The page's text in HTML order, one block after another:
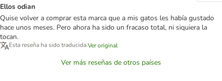
Ellos odian
Quise volver a comprar esta marca que a mis gatos les había gustado
hace unos meses. Pero ahora ha sido un fracaso total, ni siquiera la
tocan.
Esta reseña ha sido traducida.Ver original
Ver más reseñas de otros países